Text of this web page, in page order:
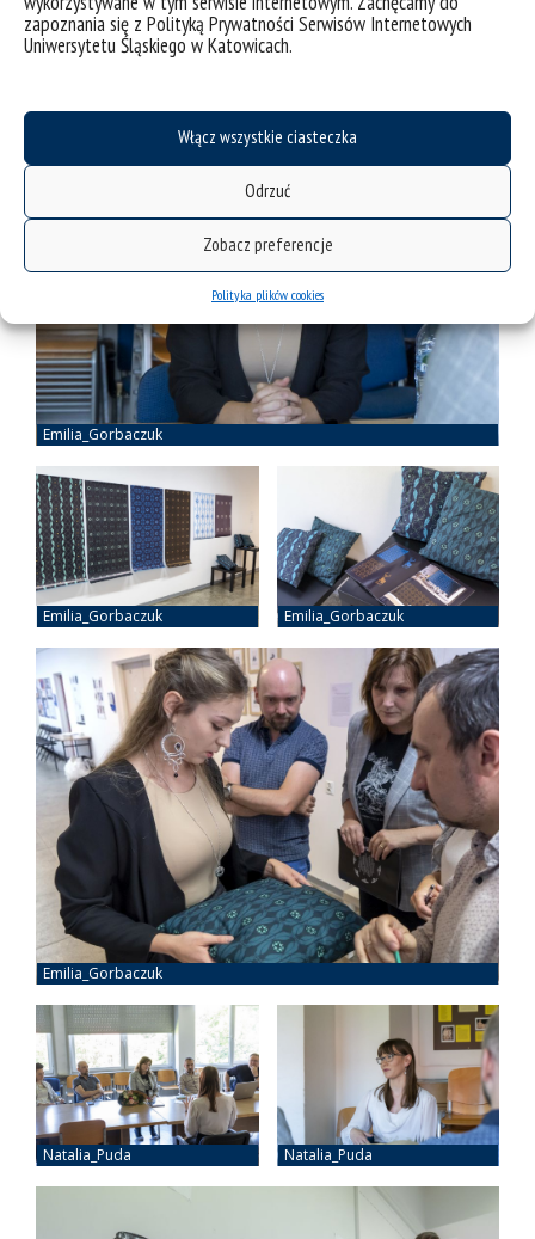
zapoznania się z Polityką Prywatności Serwisów Internetowych
Uniwersytetu Śląskiego w Katowicach.
Włącz wszystkie ciasteczka
Odrzuć
Zobacz preferencje
Polityka plików cookies